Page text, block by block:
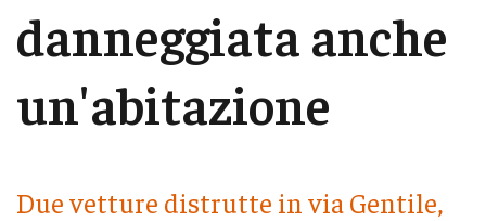
danneggiata anche
un'abitazione
Due vetture distrutte in via Gentile,